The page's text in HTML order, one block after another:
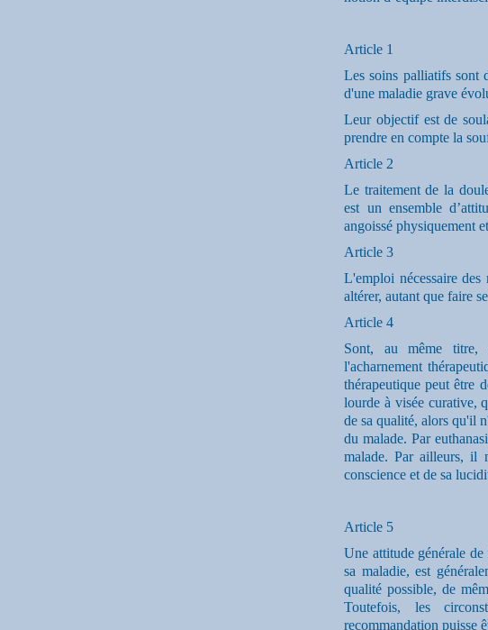
Article 1
Les soins palliatifs sont
d'une maladie grave
Leur objectif est de
prendre en compte la
Article 2
Le traitement de la
est un ensemble
angoissé physiquement
Article 3
L'emploi nécessaire
altérer, autant que faire
Article 4
Sont, au même titre,
l'acharnement
thérapeutique peut être
lourde à visée curative,
de sa qualité, alors qu'il
du malade. Par
malade. Par ailleurs, il
conscience et de sa
Article 5
Une attitude générale
sa maladie, est
qualité possible, de
Toutefois, les
recommandation puisse